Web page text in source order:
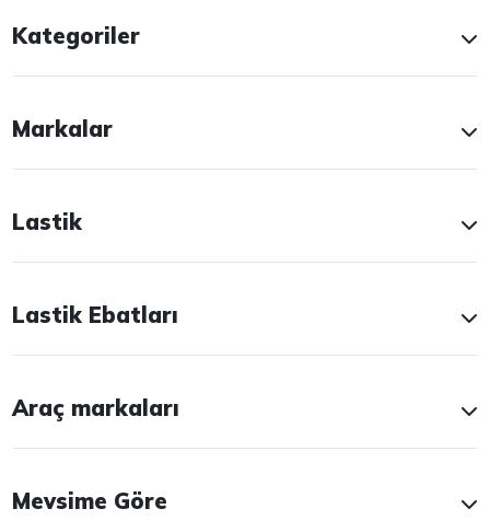
Kategoriler
Markalar
Lastik
Lastik Ebatları
Araç markaları
Mevsime Göre